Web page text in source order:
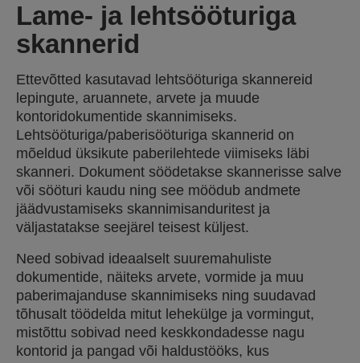
Lame- ja lehtsööturiga
skannerid
Ettevõtted kasutavad lehtsööturiga skannereid
lepingute, aruannete, arvete ja muude
kontoridokumentide skannimiseks.
Lehtsööturiga/paberisööturiga skannerid on
mõeldud üksikute paberilehtede viimiseks läbi
skanneri. Dokument söödetakse skannerisse salve
või sööturi kaudu ning see möödub andmete
jäädvustamiseks skannimisanduritest ja
väljastatakse seejärel teisest küljest.
Need sobivad ideaalselt suuremahuliste
dokumentide, näiteks arvete, vormide ja muu
paberimajanduse skannimiseks ning suudavad
tõhusalt töödelda mitut lehekülge ja vormingut,
mistõttu sobivad need keskkondadesse nagu
kontorid ja pangad või haldustööks, kus